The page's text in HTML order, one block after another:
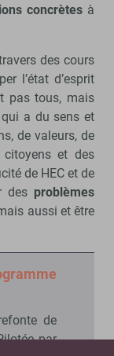
concrètesà
des cours
l’état d’esprit
pas tous, mais
qui a du sens et
de valeurs, de
et des
de HEC et de
des problèmes
aussi et être
de
par